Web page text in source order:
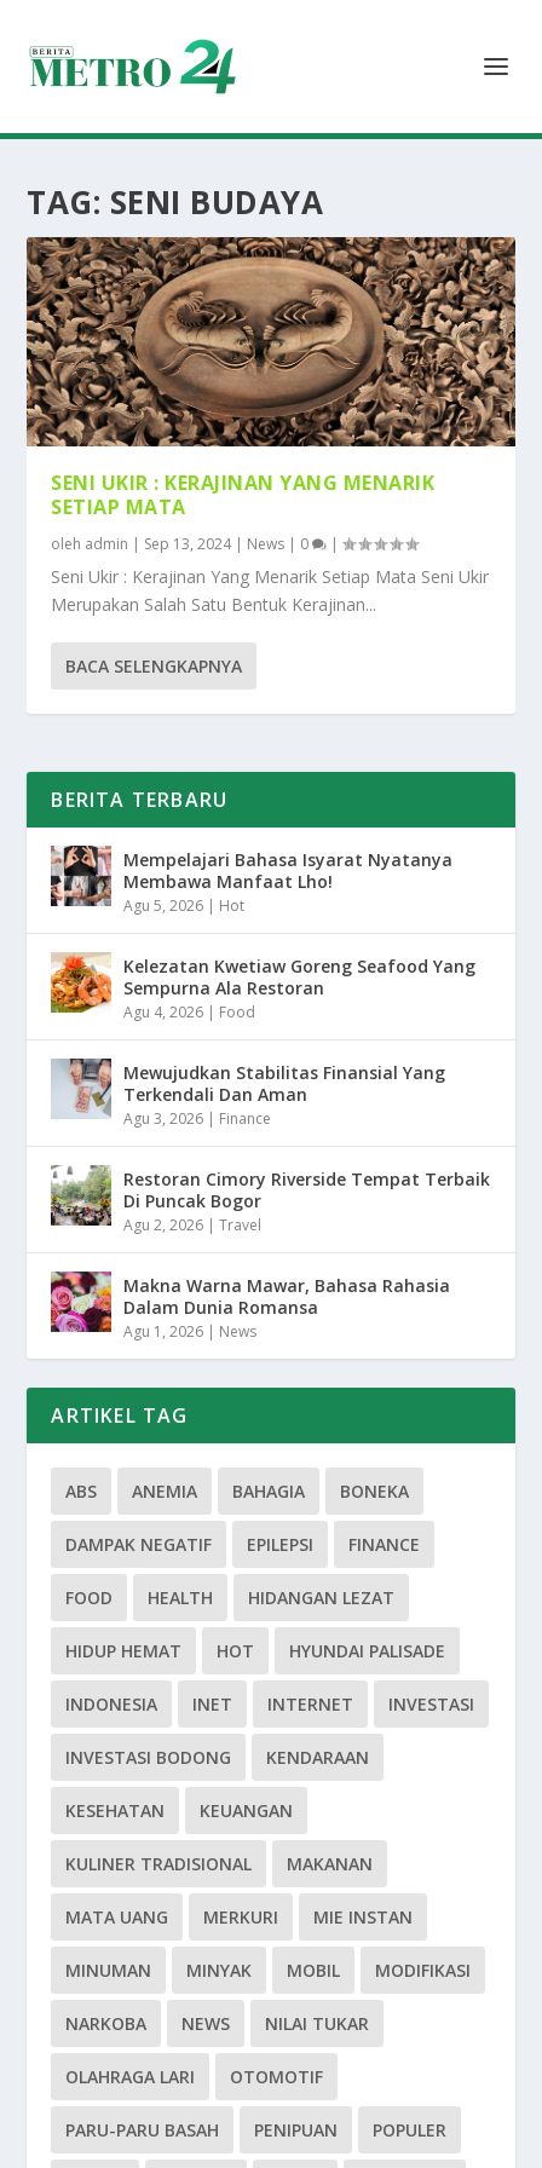
TAG: SENI BUDAYA
SENI UKIR : KERAJINAN YANG MENARIK
SETIAP MATA
oleh admin Sep 13, 2024| News 0 |
Seni Ukir : Kerajinan Yang Menarik Setiap Mata Seni Ukir
Merupakan Salah Satu Bentuk Kerajinan...
BACA SELENGKAPNYA
BERITA TERBARU
Mempelajari Bahasa Isyarat Nyatanya
Membawa Manfaat Lho!
Agu 5, 2026 Hot
Kelezatan Kwetiaw Goreng Seafood Yang
Sempurna Ala Restoran
Agu 4, 2026 Food
Mewujudkan Stabilitas Finansial Yang
Terkendali Dan Aman
Agu 3, 2026 Finance
Restoran Cimory Riverside Tempat Terbaik
Di Puncak Bogor
Agu 2, 2026 |Travel
Makna Warna Mawar, Bahasa Rahasia
Dalam Dunia Romansa
Agu 1, 2026 News
ARTIKEL TAG
ABS ANEMIA BAHAGIA BONEKA
DAMPAK NEGATIF EPILEPSI FINANCE
FOOD HEALTH HIDANGAN LEZAT
HIDUP HEMAT HOT HYUNDAI PALISADE
INDONESIA INET INTERNET INVESTASI
INVESTASI BODONG KENDARAAN
KESEHATAN KEUANGAN
KULINER TRADISIONAL MAKANAN
MATA UANG MERKURI MIE INSTAN
MINUMAN MINYAK MOBIL MODIFIKASI
NARKOBA NEWS NILAI TUKAR
OLAHRAGA LARI OTOMOTIF
PARU-PARU BASAH PENIPUAN POPULER